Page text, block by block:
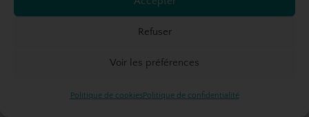
Refuser
Voir les préférences
Politique de cookiesPolitique de confidentialité